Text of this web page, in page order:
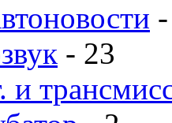
- 23
и